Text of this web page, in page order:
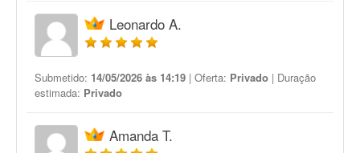
Leonardo A.
Submetido: 14/05/2026 às 14:19 | Oferta: Privado | Duração
estimada: Privado
Amanda T.